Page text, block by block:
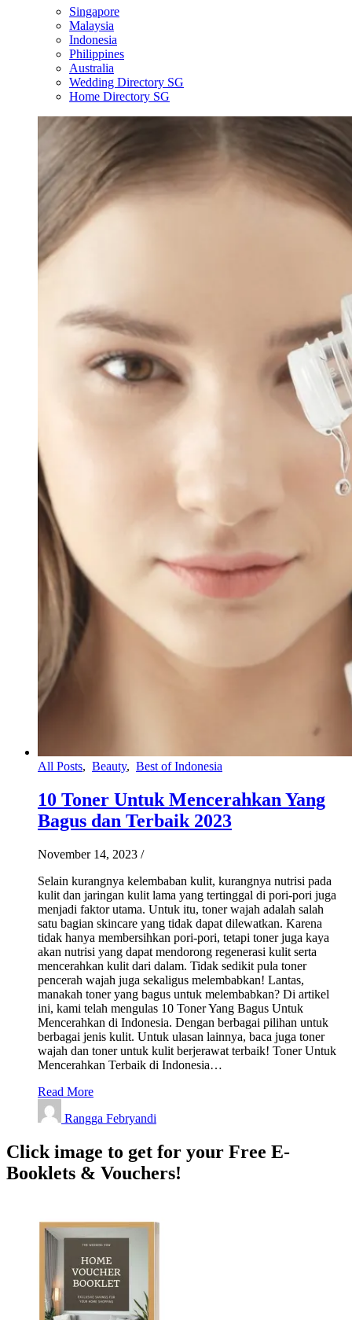
Singapore
Malaysia
Indonesia
Philippines
Australia
Wedding Directory SG
Home Directory SG
All Posts, Beauty, Best of Indonesia
10 Toner Untuk Mencerahkan Yang
Bagus dan Terbaik 2023
November 14, 2023 /
Selain kurangnya kelembaban kulit, kurangnya nutrisi pada
kulit dan jaringan kulit lama yang tertinggal di pori-pori juga
menjadi faktor utama. Untuk itu, toner wajah adalah salah
satu bagian skincare yang tidak dapat dilewatkan. Karena
tidak hanya membersihkan pori-pori, tetapi toner juga kaya
akan nutrisi yang dapat mendorong regenerasi kulit serta
mencerahkan kulit dari dalam. Tidak sedikit pula toner
pencerah wajah juga sekaligus melembabkan! Lantas,
manakah toner yang bagus untuk melembabkan? Di artikel
ini, kami telah mengulas 10 Toner Yang Bagus Untuk
Mencerahkan di Indonesia. Dengan berbagai pilihan untuk
berbagai jenis kulit. Untuk ulasan lainnya, baca juga toner
wajah dan toner untuk kulit berjerawat terbaik! Toner Untuk
Mencerahkan Terbaik di Indonesia…
Read More
Rangga Febryandi
Click image to get for your Free E-
Booklets & Vouchers!